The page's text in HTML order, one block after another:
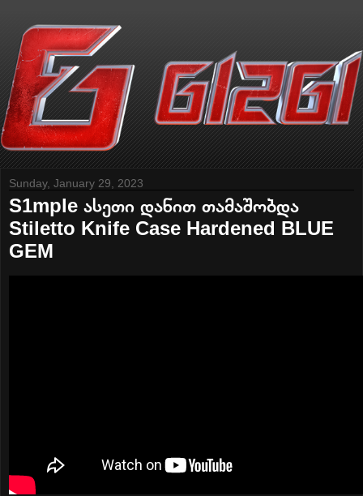
Sunday, January 29, 2023
S1mple ასეთი დანით თამაშობდა
Stiletto Knife Case Hardened BLUE
GEM